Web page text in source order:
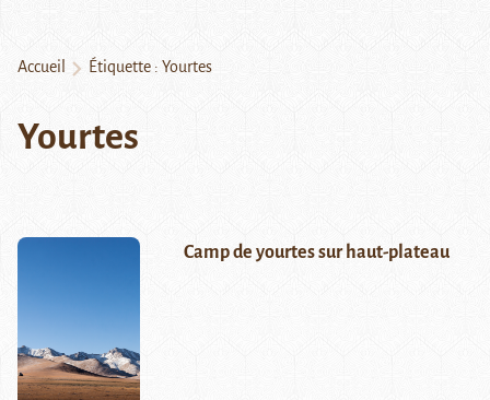
Accueil Étiquette : Yourtes
Yourtes
Camp de yourtes sur haut-plateau